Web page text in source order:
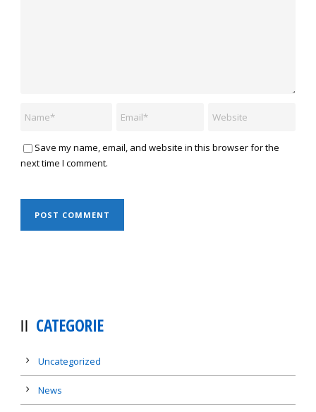
Save my name, email, and website in this browser for the
next time I comment.
CATEGORIE
Uncategorized
News